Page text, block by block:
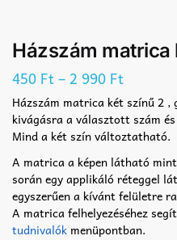
Házszám matrica
450 Ft– 2 990 Ft
Házszám matrica két színű 2
kivágásra a választott szám
Mind a két szín változtatható.
A matrica a képen látható
során egy applikáló réteggel
egyszerűen a kívánt felületre
A matrica felhelyezéséhez
tudnivalók menüpontban.